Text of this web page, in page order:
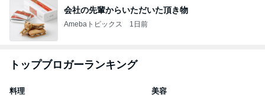
会社の先輩からいただいた頂き物
Amebaトピックス 1日前
トップブロガーランキング
料理 美容